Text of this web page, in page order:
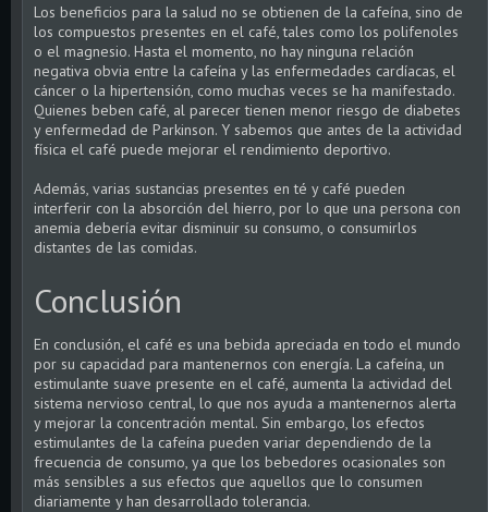
Los beneficios para la salud no se obtienen de la cafeína, sino de
los compuestos presentes en el café, tales como los polifenoles
o el magnesio. Hasta el momento, no hay ninguna relación
negativa obvia entre la cafeína y las enfermedades cardíacas, el
cáncer o la hipertensión, como muchas veces se ha manifestado.
Quienes beben café, al parecer tienen menor riesgo de diabetes
y enfermedad de Parkinson. Y sabemos que antes de la actividad
física el café puede mejorar el rendimiento deportivo.
Además, varias sustancias presentes en té y café pueden
interferir con la absorción del hierro, por lo que una persona con
anemia debería evitar disminuir su consumo, o consumirlos
distantes de las comidas.
Conclusión
En conclusión, el café es una bebida apreciada en todo el mundo
por su capacidad para mantenernos con energía. La cafeína, un
estimulante suave presente en el café, aumenta la actividad del
sistema nervioso central, lo que nos ayuda a mantenernos alerta
y mejorar la concentración mental. Sin embargo, los efectos
estimulantes de la cafeína pueden variar dependiendo de la
frecuencia de consumo, ya que los bebedores ocasionales son
más sensibles a sus efectos que aquellos que lo consumen
diariamente y han desarrollado tolerancia.